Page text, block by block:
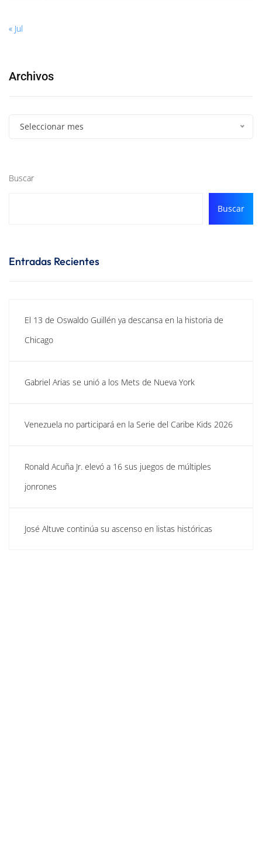
« Jul
Archivos
Seleccionar mes
Buscar
Buscar
Entradas Recientes
El 13 de Oswaldo Guillén ya descansa en la historia de
Chicago
Gabriel Arias se unió a los Mets de Nueva York
Venezuela no participará en la Serie del Caribe Kids 2026
Ronald Acuña Jr. elevó a 16 sus juegos de múltiples
jonrones
José Altuve continúa su ascenso en listas históricas